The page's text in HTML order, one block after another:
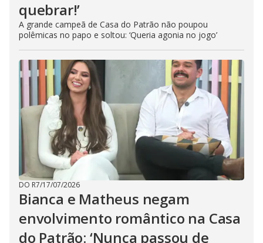
quebrar!’
A grande campeã de Casa do Patrão não poupou
polêmicas no papo e soltou: ‘Queria agonia no jogo’
DO R7/17/07/2026
Bianca e Matheus negam
envolvimento romântico na Casa
do Patrão: ‘Nunca passou de